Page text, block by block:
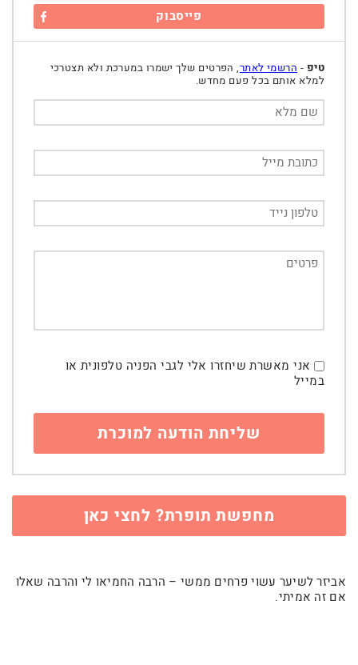
פייסבוק
טיפ - הרשמי לאתר, הפרטים שלך ישמרו במערכת ולא תצטרכי
למלא אותם בכל פעם מחדש.
אני מאשרת שיחזרו אלי לגבי הפניה טלפונית או
במייל
מחפשת תופרת? לחצי כאן
אביזר לשיער עשוי פרחים ממשי – הרבה החמיאו לי והרבה שאלו
אם זה אמיתי.